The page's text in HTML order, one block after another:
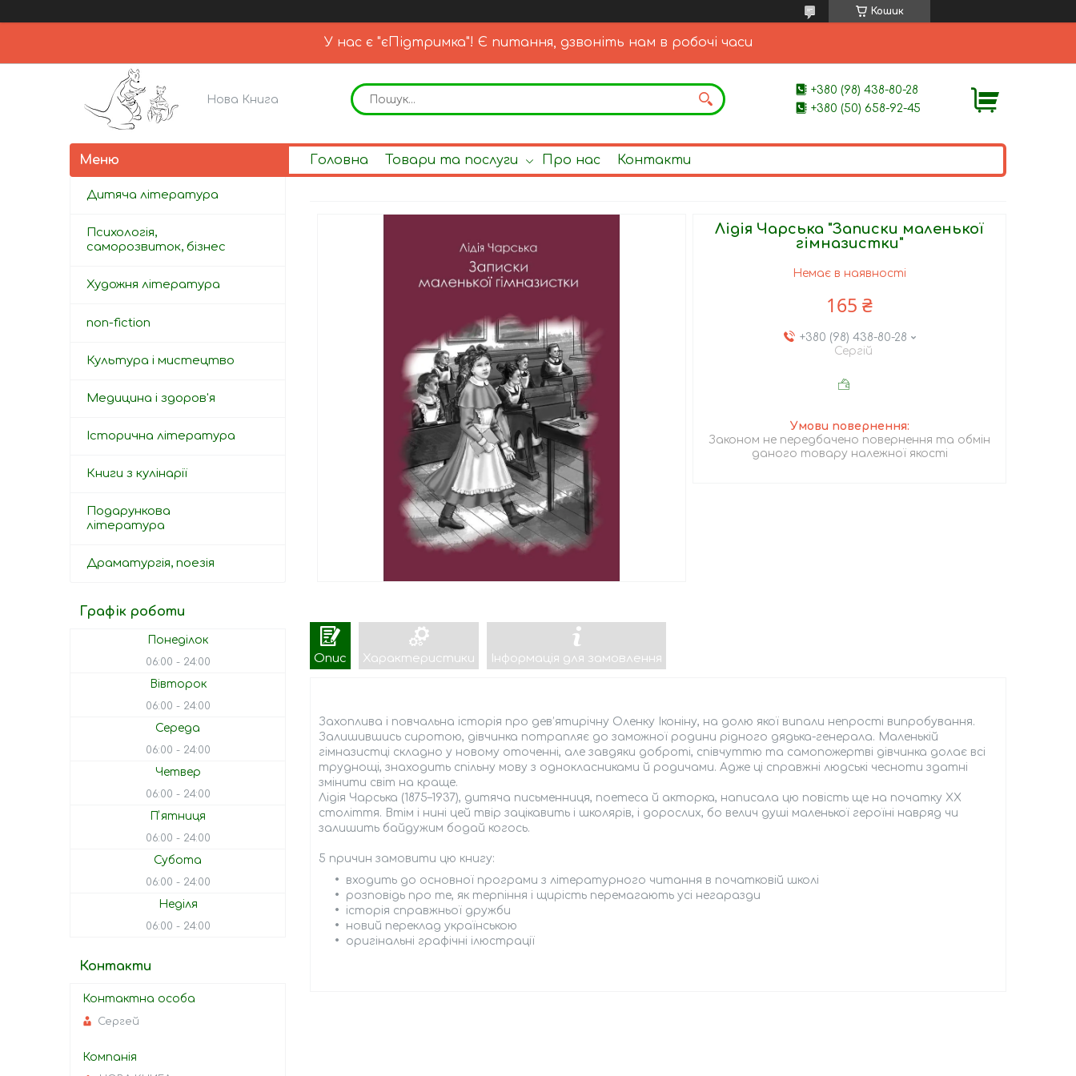
Кошик
У нас є "єПідтримка"! Є питання, дзвоніть нам в робочі часи
Нова Книга
+380 (98) 438-80-28
+380 (50) 658-92-45
Головна Товари та послуги Про нас Контакти
Лідія Чарська "Записки маленької
гімназистки"
Немає в наявності
165 ₴
+380 (98) 438-80-28
Сергій
Законом не передбачено повернення та обмін
даного товару належної якості
Опис Характеристики Інформація для замовлення
Захоплива і повчальна історія про дев’ятирічну Оленку Іконіну, на долю якої випали непрості випробування.
Залишившись сиротою, дівчинка потрапляє до заможної родини рідного дядька-генерала. Маленькій
гімназистці складно у новому оточенні, але завдяки доброті, співчуттю та самопожертві дівчинка долає всі
труднощі, знаходить спільну мову з однокласниками й родичами. Адже ці справжні людські чесноти здатні
змінити світ на краще.
Лідія Чарська (1875–1937), дитяча письменниця, поетеса й акторка, написала цю повість ще на початку ХХ
століття. Втім і нині цей твір зацікавить і школярів, і дорослих, бо велич душі маленької героїні навряд чи
залишить байдужим бодай когось.
5 причин замовити цю книгу:
входить до основної програми з літературного читання в початковій школі
розповідь про те, як терпіння і щирість перемагають усі негаразди
історія справжньої дружби
новий переклад українською
оригінальні графічні ілюстрації
Дитяча література
Психологія,
саморозвиток, бізнес
Художня література
non-fiction
Культура і мистецтво
Медицина і здоров'я
Історична література
Книги з кулінарії
Подарункова
література
Драматургія, поезія
Графік роботи
Понеділок
06:00 24:00
Вівторок
06:00 24:00
Середа
06:00 24:00
Четвер
06:00 24:00
Пʼятниця
06:00 24:00
Субота
06:00 24:00
Неділя
06:00 24:00
Контакти
Сергей